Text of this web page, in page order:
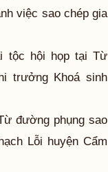
việc sao chép gia
tộc hội họp tại Từ
trưởng Khoá sinh
đường phụng sao
Lỗi huyện Cẩm